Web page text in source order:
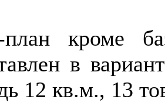
план кроме
в
12 кв.м., 13